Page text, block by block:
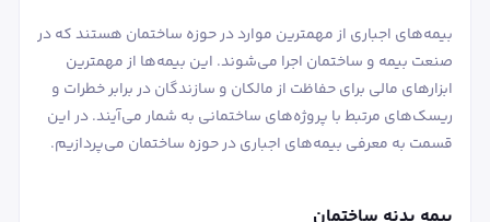
بیمه‌های اجباری از مهمترین موارد در حوزه ساختمان هستند که در
صنعت بیمه و ساختمان اجرا می‌شوند. این بیمه‌ها از مهمترین
ابزارهای مالی برای حفاظت از مالکان و سازندگان در برابر خطرات و
ریسک‌های مرتبط با پروژه‌های ساختمانی به شمار می‌آیند. در این
قسمت به معرفی بیمه‌های اجباری در حوزه ساختمان می‌پردازیم.